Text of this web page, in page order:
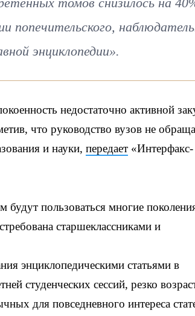
попечительского,
энциклопедии».
недостаточно активной
что руководство вузов не
и науки, передает «Интерфакс-
будут пользоваться многие
старшеклассниками и
энциклопедическими статьями в
студенческих сессий, резко
для повседневного интереса